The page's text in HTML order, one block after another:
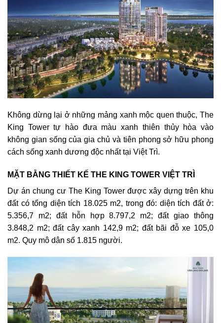
Không dừng lại ở những mảng xanh mộc quen thuộc, The
King Tower tự hào đưa màu xanh thiên thủy hòa vào
không gian sống của gia chủ và tiên phong sở hữu phong
cách sống xanh dương độc nhất tại Việt Trì.
MẶT BẰNG THIẾT KẾ THE KING TOWER VIỆT TRÌ
Dự án chung cư The King Tower được xây dựng trên khu
đất có tổng diện tích 18.025 m2, trong đó: diện tích đất ở:
5.356,7 m2; đất hỗn hợp 8.797,2 m2; đất giao thông
3.848,2 m2; đất cây xanh 142,9 m2; đất bãi đỗ xe 105,0
m2. Quy mô dân số 1.815 người.